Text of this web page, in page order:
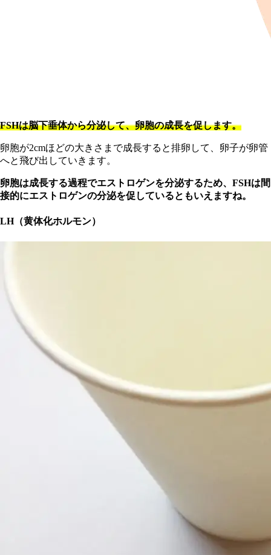
FSHは脳下垂体から分泌して、卵胞の成長を促します。
卵胞が2cmほどの大きさまで成長すると排卵して、卵子が卵管
へと飛び出していきます。
卵胞は成長する過程でエストロゲンを分泌するため、FSHは間
接的にエストロゲンの分泌を促しているともいえますね。
LH（黄体化ホルモン）